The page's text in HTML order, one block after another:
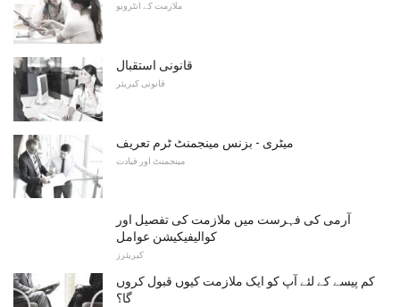
ملازمت کے انٹرویو
قانونی استقبال
قانونی کیریئر
میٹری - بزنس مینجمنٹ ٹرم تعریف
مینجمنٹ اور قیادت
آرمی کی فہرست میں ملازمت کی تفصیل اور
کوالیفیکیشن عوامل
کیریئرز
کم پیسے کے لئے آپ کو ایک ملازمت کیوں قبول کروں
گا؟